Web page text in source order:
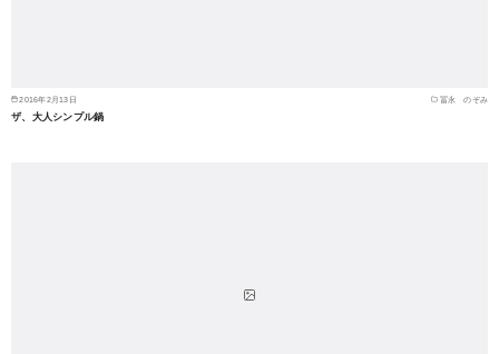
2016年2月13日 冨永 のぞみ
ザ、大人シンプル鍋